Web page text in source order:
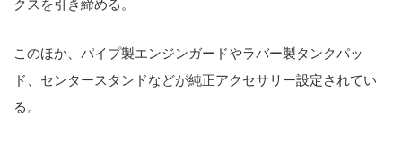
クスを引き締める。
このほか、パイプ製エンジンガードやラバー製タンクパッ
ド、センタースタンドなどが純正アクセサリー設定されてい
る。